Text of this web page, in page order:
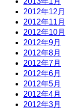
2012年12月
2012年11月
2012年10月
2012年9月
2012年8月
2012年7月
2012年6月
2012年5月
2012年4月
2012年3月